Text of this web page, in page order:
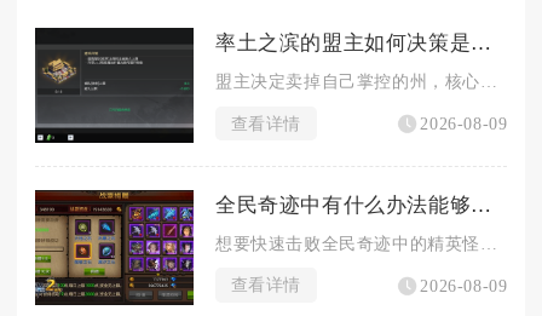
率土之滨的盟主如何决策是否卖掉州
查看详情 2026-08-09
全民奇迹中有什么办法能够快速击败精英怪
查看详情 2026-08-09